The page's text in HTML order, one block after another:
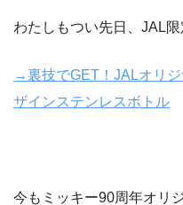
わたしもつい先日、JAL
→裏技でGET！JALオリ
ザインステンレスボトル
今もミッキー90周年オリ